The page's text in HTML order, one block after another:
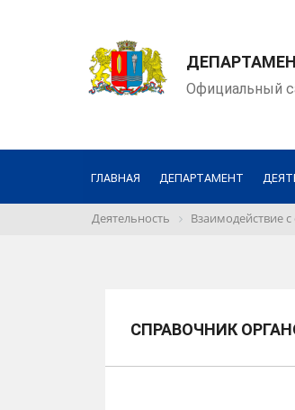
Официальный
ГЛАВНАЯ ДЕПАРТАМЕНТ
Деятельность Взаимодействие
СПРАВОЧНИК